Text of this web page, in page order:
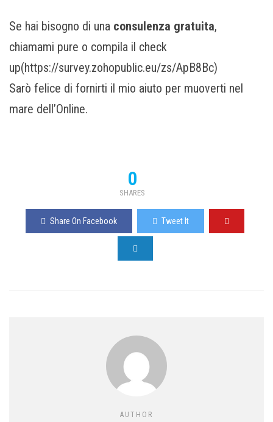
Se hai bisogno di una consulenza gratuita,
chiamami pure o compila il check
up(https://survey.zohopublic.eu/zs/ApB8Bc)
Sarò felice di fornirti il mio aiuto per muoverti nel
mare dell’Online.
0
SHARES
Share On Facebook Tweet It
AUTHOR